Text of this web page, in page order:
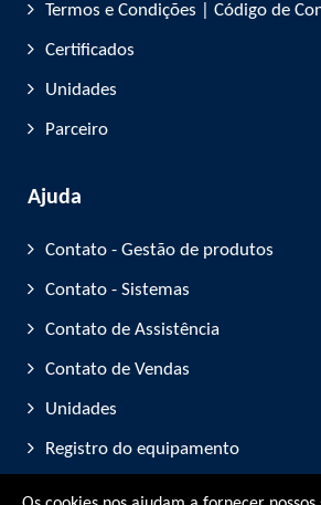
Termos e Condições | Código de
Certificados
Unidades
Parceiro
Ajuda
Contato - Gestão de produtos
Contato - Sistemas
Contato de Assistência
Contato de Vendas
Unidades
Registro do equipamento